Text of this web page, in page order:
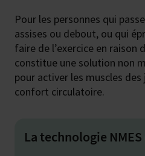
Pour les personnes qui
assises ou debout, ou qui
faire de l’exercice en raison
constitue une solution non
pour activer les muscles
confort circulatoire.
La technologie